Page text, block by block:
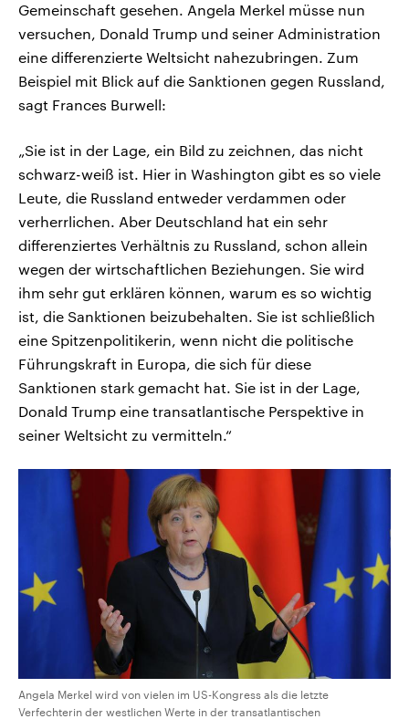
Gemeinschaft gesehen. Angela Merkel müsse nun
versuchen, Donald Trump und seiner Administration
eine differenzierte Weltsicht nahezubringen. Zum
Beispiel mit Blick auf die Sanktionen gegen Russland,
sagt Frances Burwell:
„Sie ist in der Lage, ein Bild zu zeichnen, das nicht
schwarz-weiß ist. Hier in Washington gibt es so viele
Leute, die Russland entweder verdammen oder
verherrlichen. Aber Deutschland hat ein sehr
differenziertes Verhältnis zu Russland, schon allein
wegen der wirtschaftlichen Beziehungen. Sie wird
ihm sehr gut erklären können, warum es so wichtig
ist, die Sanktionen beizubehalten. Sie ist schließlich
eine Spitzenpolitikerin, wenn nicht die politische
Führungskraft in Europa, die sich für diese
Sanktionen stark gemacht hat. Sie ist in der Lage,
Donald Trump eine transatlantische Perspektive in
seiner Weltsicht zu vermitteln.“
Angela Merkel wird von vielen im US-Kongress als die letzte
Verfechterin der westlichen Werte in der transatlantischen